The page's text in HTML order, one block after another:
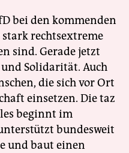
bei den kommenden
rechtsextreme
sind. Gerade jetzt
Solidarität. Auch
die sich vor Ort
einsetzen. Die taz
beginnt im
bundesweit
und baut einen